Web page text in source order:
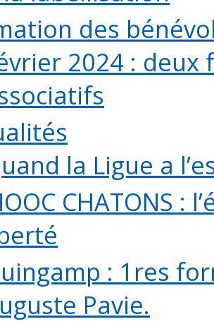
des
2024 :
la Ligue a
CHATONS
: 1res
Pavie.